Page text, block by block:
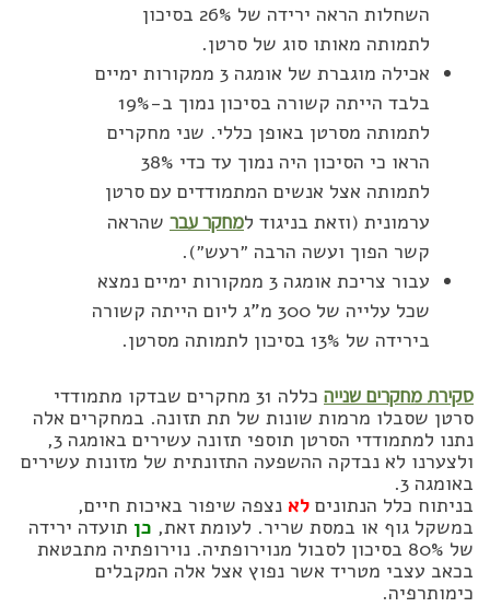
השחלות הראה ירידה של 26% בסיכון
לתמותה מאותו סוג של סרטן.
אכילה מוגברת של אומגה 3 ממקורות ימיים
בלבד הייתה קשורה בסיכון נמוך ב-19%
לתמותה מסרטן באופן כללי. שני מחקרים
הראו כי הסיכון היה נמוך עד כדי 38%
לתמותה אצל אנשים המתמודדים עם סרטן
ערמונית (וזאת בניגוד למחקר עבר שהראה
קשר הפוך ועשה הרבה ״רעש״).
עבור צריכת אומגה 3 ממקורות ימיים נמצא
שכל עלייה של 300 מ”ג ליום הייתה קשורה
בירידה של 13% בסיכון לתמותה מסרטן.
סקירת מחקרים שנייה
כללה 31 מחקרים שבדקו מתמודדי
סרטן שסבלו מרמות שונות של תת תזונה. במחקרים אלה
נתנו למתמודדי הסרטן תוספי תזונה עשירים באומגה 3,
ולצערנו לא נבדקה ההשפעה התזונתית של מזונות עשירים
באומגה 3.
בניתוח כלל הנתונים לא נצפה שיפור באיכות חיים,
במשקל גוף או במסת שריר. לעומת זאת, כן תועדה ירידה
של 80% בסיכון לסבול מנוירופתיה. נוירופתיה מתבטאת
בכאב עצבי מטריד אשר נפוץ אצל אלה המקבלים
כימותרפיה.